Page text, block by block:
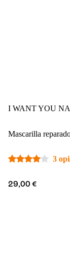
I WANT YOU
Mascarilla
3
29,00 €